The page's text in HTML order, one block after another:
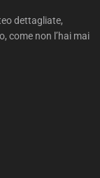
dettagliate,
come non l’hai mai